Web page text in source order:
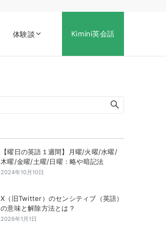
体験談 Kimini英会話
【曜日の英語１週間】月曜/火曜/水曜/
木曜/金曜/土曜/日曜：略や暗記法
2024年10月10日
X（旧Twitter）のセンシティブ（英語）
の意味と解除方法とは？
2026年1月1日